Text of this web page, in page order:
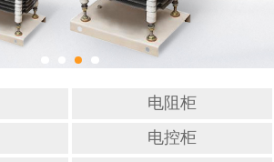
滤波器
电阻柜
电控柜